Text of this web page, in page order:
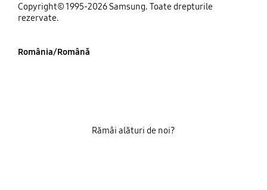
Copyright© 1995-2026 Samsung. Toate drepturile
rezervate.
România/Română
Rămâi alături de noi?